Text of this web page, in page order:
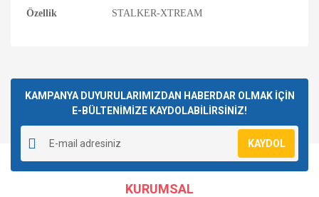
Özellik
STALKER-XTREAM
KAMPANYA DUYURULARIMIZDAN HABERDAR OLMAK İÇİN
E-BÜLTENİMİZE KAYDOLABİLİRSİNİZ!
KAYDOL
KURUMSAL